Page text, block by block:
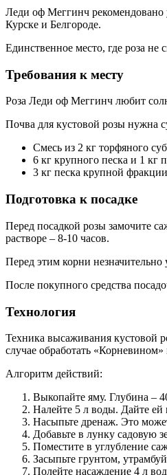
Леди оф Меггинч рекомендовано
Курске и Белгороде.
Единственное место, где роза
Требования к месту
Роза Леди оф Меггинч любит
Почва для кустовой розы нужна
Смесь из 2 кг торфяного
6 кг крупного песка и 1 кг
3 кг песка крупной
Подготовка к посадке
Перед посадкой розы замочите
растворе – 8-10 часов.
Перед этим корни
После покупного средства
Технология
Техника высаживания кустовой
случае обработать «Корневином»
Алгоритм действий:
Выкопайте яму. Глубина –
Налейте 5 л воды. Дайте ей
Насыпьте дренаж. Это
Добавьте в лунку садовую
Поместите в углубление
Засыпьте грунтом,
Полейте насаждение 4 л